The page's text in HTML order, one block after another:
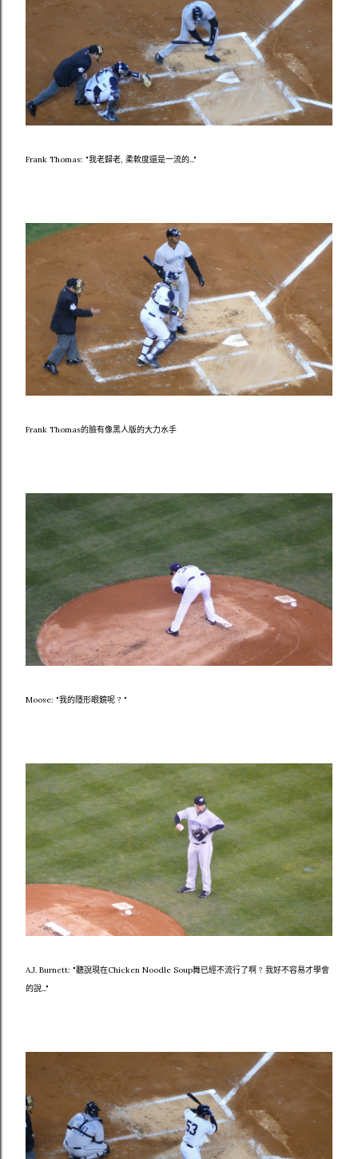
Frank Thomas: "我老歸老, 柔軟度還是一流的..."
Frank Thomas的臉有像黑人版的大力水手
Moose: "我的隱形眼鏡呢 ? "
A.J. Burnett: "聽說現在Chicken Noodle Soup舞已經不流行了啊 ? 我好不容易才學會
的說..."